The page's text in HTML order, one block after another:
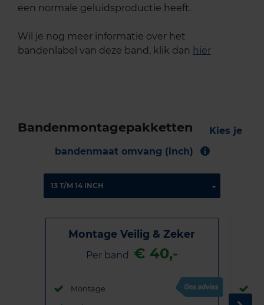
een normale geluidsproductie heeft.
Wil je nog meer informatie over het
bandenlabel van deze band, klik dan hier
Bandenmontagepakketten
Kies je
bandenmaat omvang (inch)
Montage Veilig & Zeker
Per band € 40,-
Montage